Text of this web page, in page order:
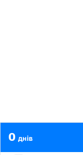
0 днів